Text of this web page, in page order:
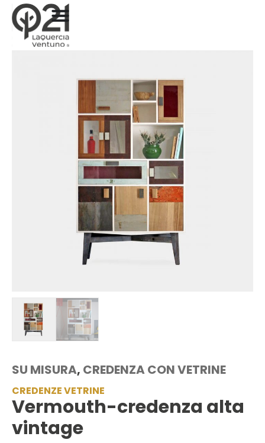
SU MISURA, CREDENZA CON VETRINE
CREDENZE VETRINE
Vermouth-credenza alta
vintage